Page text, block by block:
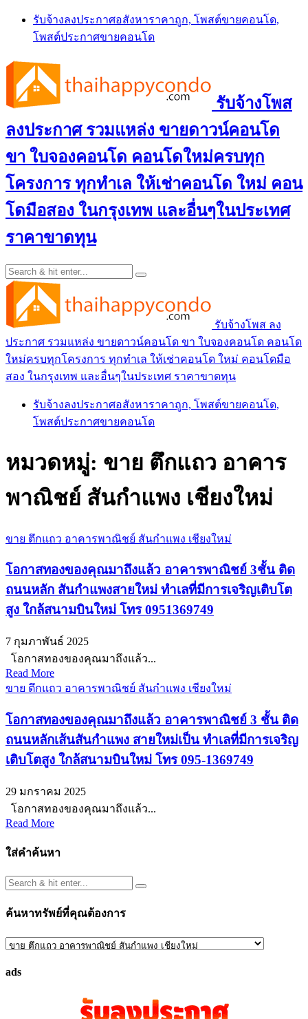
Skip
content
รับจ้างลงประกาศอสังหาราคาถูก, โพสต์ขายคอนโด,
โพสต์ประกาศขายคอนโด
รับจ้างโพส
ลงประกาศ รวมแหล่ง ขายดาวน์คอนโด
ขา ใบจองคอนโด คอนโดใหม่ครบทุก
โครงการ ทุกทำเล ให้เช่าคอนโด ใหม่ คอน
โดมือสอง ในกรุงเทพ และอื่นๆในประเทศ
ราคาขาดทุน
รับจ้างโพส ลง
ประกาศ รวมแหล่ง ขายดาวน์คอนโด ขา ใบจองคอนโด คอนโด
ใหม่ครบทุกโครงการ ทุกทำเล ให้เช่าคอนโด ใหม่ คอนโดมือ
สอง ในกรุงเทพ และอื่นๆในประเทศ ราคาขาดทุน
รับจ้างลงประกาศอสังหาราคาถูก, โพสต์ขายคอนโด,
โพสต์ประกาศขายคอนโด
หมวดหมู่: ขาย ตึกแถว อาคาร
พาณิชย์ สันกำแพง เชียงใหม่
ขาย ตึกแถว อาคารพาณิชย์ สันกำแพง เชียงใหม่
โอกาสทองของคุณมาถึงแล้ว อาคารพาณิชย์ 3ชั้น ติด
ถนนหลัก สันกำแพงสายใหม่ ทำเลที่มีการเจริญเติบโต
สูง ใกล้สนามบินใหม่ โทร 0951369749
7 กุมภาพันธ์ 2025
โอกาสทองของคุณมาถึงแล้ว...
Read More
ขาย ตึกแถว อาคารพาณิชย์ สันกำแพง เชียงใหม่
โอกาสทองของคุณมาถึงแล้ว อาคารพาณิชย์ 3 ชั้น ติด
ถนนหลักเส้นสันกำแพง สายใหม่เป็น ทำเลที่มีการเจริญ
เติบโตสูง ใกล้สนามบินใหม่ โทร 095-1369749
29 มกราคม 2025
โอกาสทองของคุณมาถึงแล้ว...
Read More
ใส่คำค้นหา
ค้นหาทรัพย์ที่คุณต้องการ
ค้นหา
ที่
ads